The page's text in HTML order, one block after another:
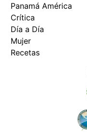
Panamá América
Crítica
Día a Día
Mujer
Recetas